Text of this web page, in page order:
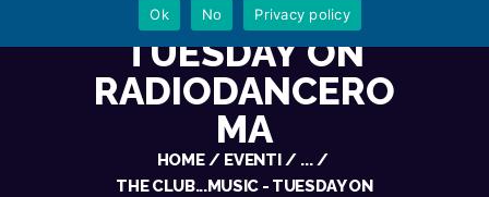
CLUB...MUSIC -
TUESDAY ON
RADIODANCERO
MA
HOME EVENTI
...
THE CLUB...MUSIC - TUESDAY ON
CHI SIAMO
APPUNTAMENTI
SERVIZI
RECENSIONI E NOTIZIE
CONTACT
Ok
No Privacy policy